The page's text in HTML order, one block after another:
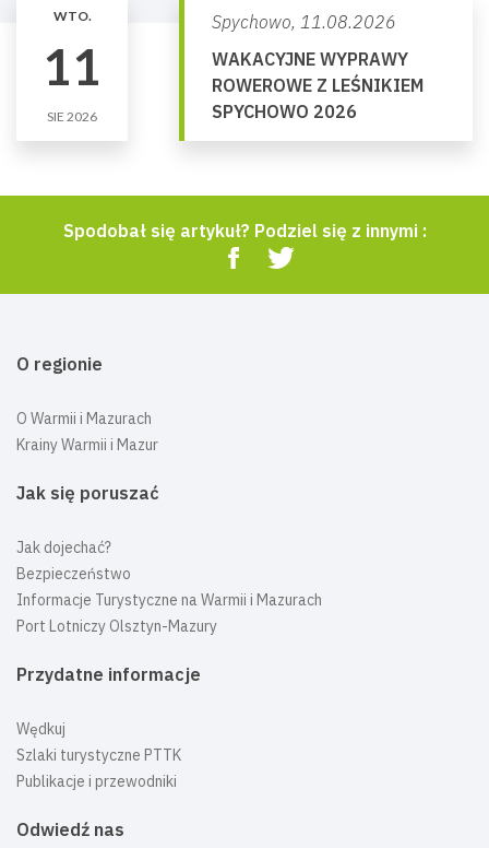
WTO.
11
SIE 2026
Spychowo, 11.08.2026
WAKACYJNE WYPRAWY
ROWEROWE Z LEŚNIKIEM
SPYCHOWO 2026
Spodobał się artykuł? Podziel się z innymi :
O regionie
O Warmii i Mazurach
Krainy Warmii i Mazur
Jak się poruszać
Jak dojechać?
Bezpieczeństwo
Informacje Turystyczne na Warmii i Mazurach
Port Lotniczy Olsztyn-Mazury
Przydatne informacje
Wędkuj
Szlaki turystyczne PTTK
Publikacje i przewodniki
Odwiedź nas